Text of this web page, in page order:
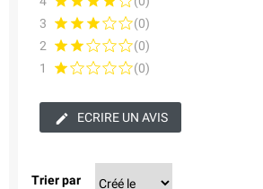
3
(0)
2
(0)
1
(0)
ECRIRE UN AVIS
Trier par